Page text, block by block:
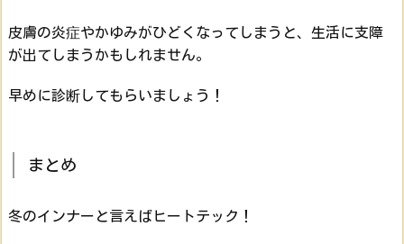
皮膚の炎症やかゆみがひどくなってしまうと、生活に支障
が出てしまうかもしれません。
早めに診断してもらいましょう！
まとめ
冬のインナーと言えばヒートテック！